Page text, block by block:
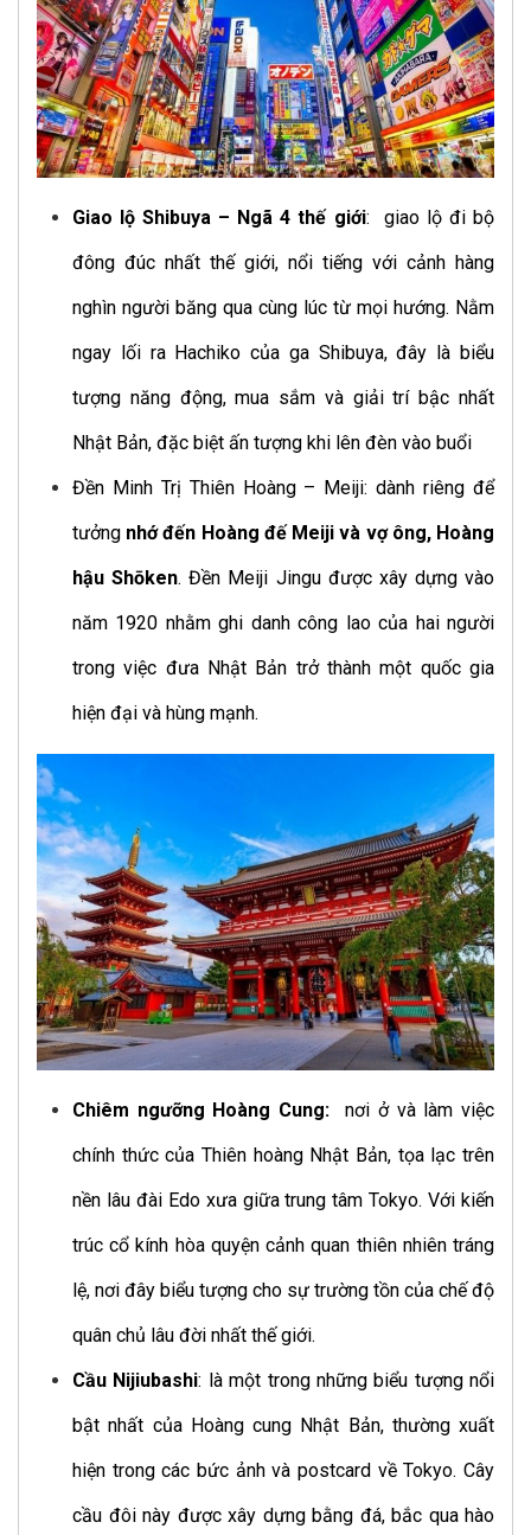
Giao lộ Shibuya – Ngã 4 thế giới: giao lộ đi bộ
đông đúc nhất thế giới, nổi tiếng với cảnh hàng
nghìn người băng qua cùng lúc từ mọi hướng. Nằm
ngay lối ra Hachiko của ga Shibuya, đây là biểu
tượng năng động, mua sắm và giải trí bậc nhất
Nhật Bản, đặc biệt ấn tượng khi lên đèn vào buổi
Đền Minh Trị Thiên Hoàng – Meiji: dành riêng để
tưởng nhớ đến Hoàng đế Meiji và vợ ông, Hoàng
hậu Shōken. Đền Meiji Jingu được xây dựng vào
năm 1920 nhằm ghi danh công lao của hai người
trong việc đưa Nhật Bản trở thành một quốc gia
hiện đại và hùng mạnh.
Chiêm ngưỡng Hoàng Cung:
nơi ở và làm việc
chính thức của Thiên hoàng Nhật Bản, tọa lạc trên
nền lâu đài Edo xưa giữa trung tâm Tokyo. Với kiến
trúc cổ kính hòa quyện cảnh quan thiên nhiên tráng
lệ, nơi đây biểu tượng cho sự trường tồn của chế độ
quân chủ lâu đời nhất thế giới.
Cầu Nijiubashi: là một trong những biểu tượng nổi
bật nhất của Hoàng cung Nhật Bản, thường xuất
hiện trong các bức ảnh và postcard về Tokyo. Cây
cầu đôi này được xây dựng bằng đá, bắc qua hào